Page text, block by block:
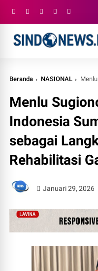
Beranda NASIONAL Menlu
Menlu
Indonesia
sebagai
Rehabilitasi
Januari 29, 2026